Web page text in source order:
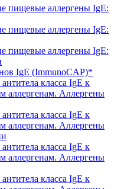
пищевые аллергены IgE:
пищевые аллергены IgE:
пищевые аллергены IgE:
IgE (ImmunoCAP)*
класса IgE к
аллергенам. Аллергены
класса IgE к
аллергенам. Аллергены
класса IgE к
аллергенам. Аллергены
класса IgE к